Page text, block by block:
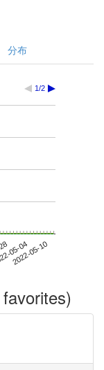
分布
1/2
05-04
2022-05-10